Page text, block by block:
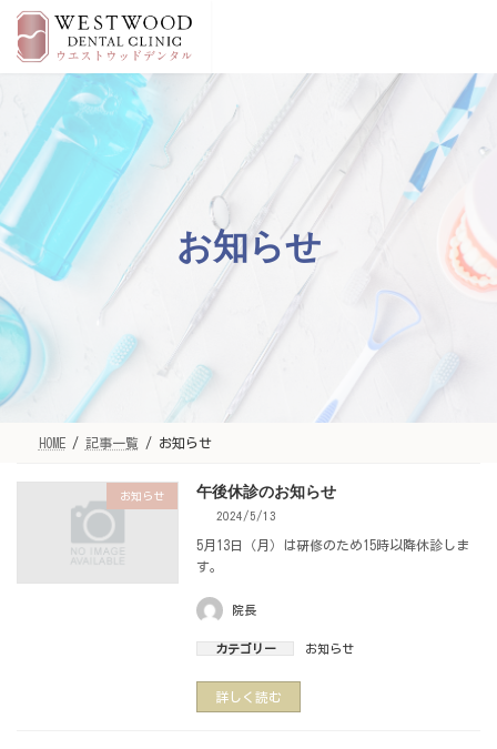
プ
動
お知らせ
HOME 記事一覧 お知らせ
お知らせ 午後休診のお知らせ
2024/5/13
5月13日（月）は研修のため15時以降休診しま
す。
院長
カテゴリー お知らせ
詳しく読む